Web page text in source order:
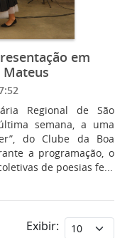
em
Mateus
Regional de São
semana, a uma
do Clube da Boa
a programação, o
de poesias fe...
Exibir: